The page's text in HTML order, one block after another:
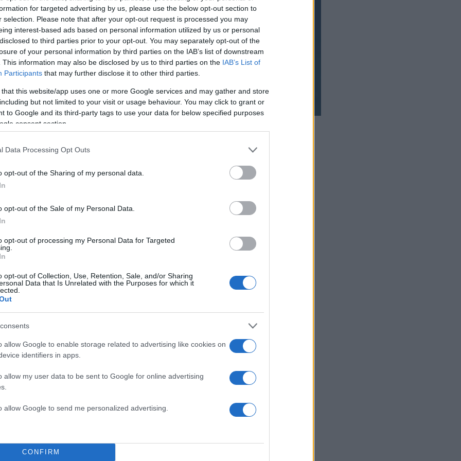
for targeted advertising by us, please use the below opt-out section to
selection. Please note that after your opt-out request is processed you may
interest-based ads based on personal information utilized by us or personal
to third parties prior to your opt-out. You may separately opt-out of the
of your personal information by third parties on the IAB’s list of downstream
This information may also be disclosed by us to third parties on the IAB’s List of
Participants that may further disclose it to other third parties.
that this website/app uses one or more Google services and may gather and store
but not limited to your visit or usage behaviour. You may click to grant or
to Google and its third-party tags to use your data for below specified purposes
consent section.
Data Processing Opt Outs
opt-out of the Sharing of my personal data.
opt-out of the Sale of my Personal Data.
opt-out of processing my Personal Data for Targeted
opt-out of Collection, Use, Retention, Sale, and/or Sharing
Data that Is Unrelated with the Purposes for which it
allow Google to enable storage related to advertising like cookies on
identifiers in apps.
allow my user data to be sent to Google for online advertising
allow Google to send me personalized advertising.
CONFIRM
πιο συχνά
το
εναντίον των
όπως
ως εξής:
στον ΣΚΑΙ για να
– Τουρκία. Στο κοινό
κατά μέσο όρο.
κοινό 18- 54 το